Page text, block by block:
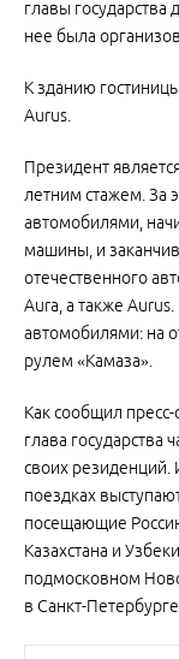
главы государства
нее была
К зданию
Aurus.
Президент
летним стажем. За
автомобилями,
машины, и
отечественного
Aura, а также
автомобилями: на
рулем «Камаза».
Как сообщил
глава государства
своих резиденций.
поездках
посещающие
Казахстана и
подмосковном
в Санкт-